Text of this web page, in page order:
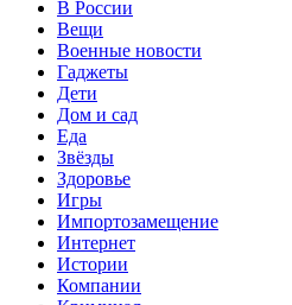
В России
Вещи
Военные новости
Гаджеты
Дети
Дом и сад
Еда
Звёзды
Здоровье
Игры
Импортозамещение
Интернет
Истории
Компании